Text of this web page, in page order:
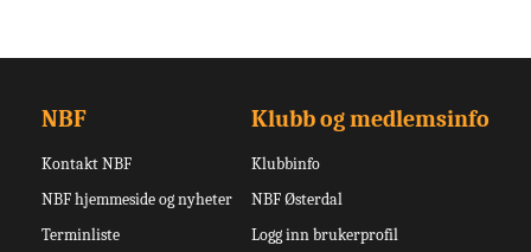
NBF
Kontakt NBF
NBF hjemmeside og nyheter
Terminliste
Klubb og medlemsinfo
Klubbinfo
NBF Østerdal
Logg inn brukerprofil